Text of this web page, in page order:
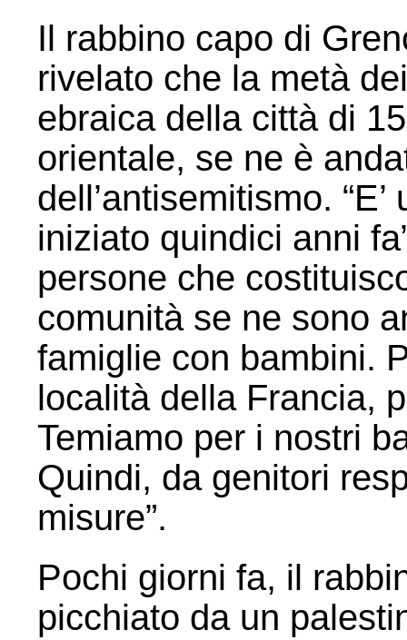
Il rabbino capo di
rivelato che la metà
ebraica della città di
orientale, se ne è
dell’antisemitismo.
iniziato quindici anni
persone che
comunità se ne sono
famiglie con bambini.
località della Francia,
Temiamo per i nostri
Quindi, da genitori
misure”.
Pochi giorni fa, il
picchiato da un